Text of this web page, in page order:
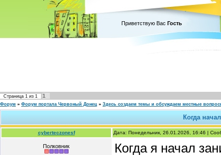
Приветствую Вас Гость
Страница 1 из 1 1
Форум » Форум портала Червоный Донец » Здесь создаем темы и обсуждаем местные
Когда
cyberteczonesf Дата: Понедельник, 26.01.2026, 16:46 |
Полковник
Когда я начал